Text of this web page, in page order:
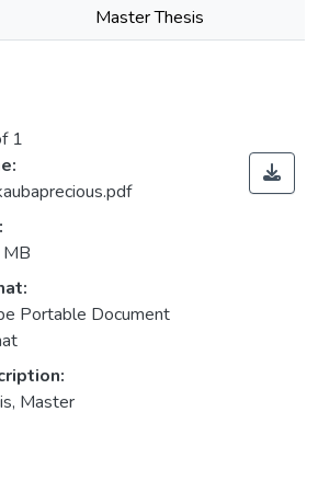
Master Thesis
1
Portable Document
Master